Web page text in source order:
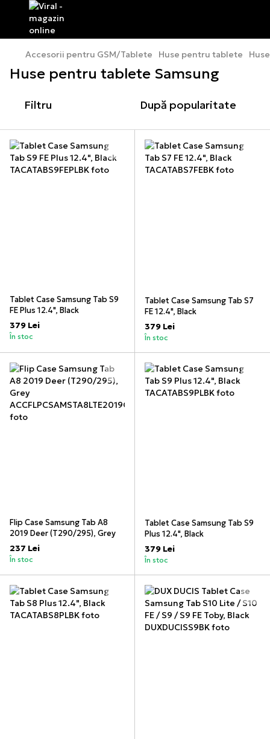
Accesorii pentru GSM/Tablete Huse pentru tablete
Huse pentru tablete Samsung
Filtru După popularitate
Tablet Case Samsung Tab S9
FE Plus 12.4", Black
379 Lei
În stoc
Tablet Case Samsung Tab S7
FE 12.4", Black
379 Lei
În stoc
Flip Case Samsung Tab A8
2019 Deer (T290/295), Grey
237 Lei
În stoc
Tablet Case Samsung Tab S9
Plus 12.4", Black
379 Lei
În stoc